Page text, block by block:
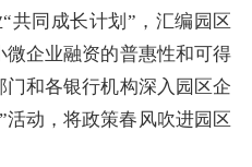
共同成长计划”，汇编园区
企业融资的普惠性和可得
和各银行机构深入园区企
活动，将政策春风吹进园区